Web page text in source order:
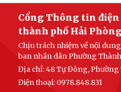
LIÊN KẾT WEB SITE